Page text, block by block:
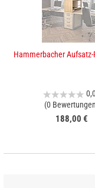
Hammerbacher Aufsatz-
(0
188,00 €